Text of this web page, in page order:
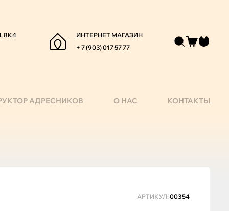
8К4
ИНТЕРНЕТ МАГАЗИН
+ 7 (903) 017 57 77
АДРЕСНИКОВ О НАС КОНТАКТЫ
АРТИКУЛ: 00354